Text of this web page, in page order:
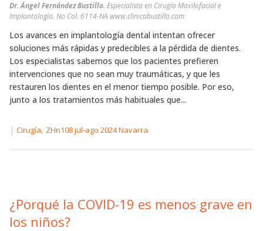
Dr. Ángel Fernández Bustillo. Especialista en Cirugía Maxilofacial e
Implantología. No Col. 6114-NA www.clinicabustillo.com
Los avances en implantología dental intentan ofrecer
soluciones más rápidas y predecibles a la pérdida de dientes.
Los especialistas sabemos que los pacientes prefieren
intervenciones que no sean muy traumáticas, y que les
restauren los dientes en el menor tiempo posible. Por eso,
junto a los tratamientos más habituales que...
| Cirugía, ZHn108 jul-ago 2024 Navarra
¿Porqué la COVID-19 es menos grave en
los niños?